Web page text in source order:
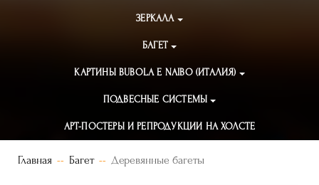
ЗЕРКАЛА
БАГЕТ
КАРТИНЫ BUBOLA E NAIBO (ИТАЛИЯ)
ПОДВЕСНЫЕ СИСТЕМЫ
АРТ-ПОСТЕРЫ И РЕПРОДУКЦИИ НА ХОЛСТЕ
Главная Багет Деревянные багеты